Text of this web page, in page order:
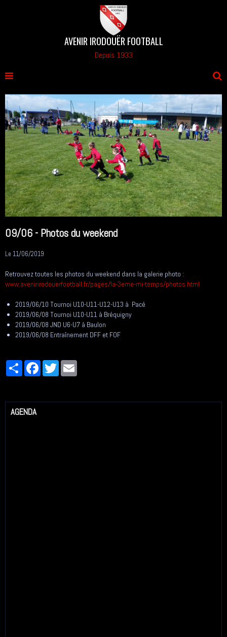
AVENIR IRODOUËR FOOTBALL
Depuis 1933
09/06 - Photos du weekend
Le 11/06/2019
Retrouvez toutes les photos du weekend dans la galerie photo :
www.avenirirodouerfootball.fr/pages/la-3eme-mi-temps/photos.html
2019/06/10 Tournoi U10-U11-U12-U13 à Pacé
2019/06/08 Tournoi U10-U11 à Bréquigny
2019/06/08 JND U6-U7 à Baulon
2019/06/08 Entraînement DFF et FOF
PartagerFacebookTwitter
AGENDA